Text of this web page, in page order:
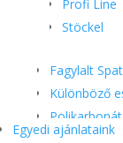
Profi Line
Stöckel
Fagylalt
Különböző
Polikarbonát
Egyedi ajánlataink